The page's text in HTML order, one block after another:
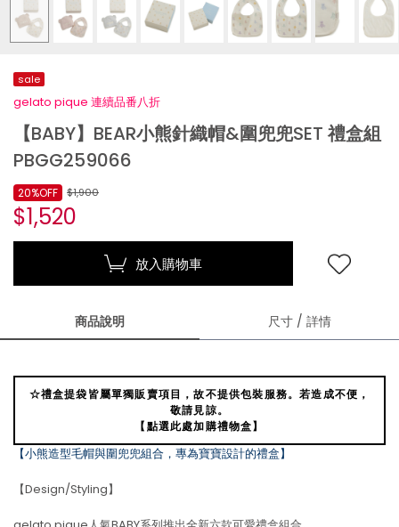
sale
gelato pique 連續品番八折
【BABY】BEAR小熊針織帽&圍兜兜SET 禮盒組
PBGG259066
$1,900
$1,520
20%OFF
放入購物車
商品說明 尺寸 / 詳情
☆禮盒提袋皆屬單獨販賣項目，故不提供包裝服務。若造成不便，
敬請見諒。
【點選此處加購禮物盒】
【小熊造型毛帽與圍兜兜組合，專為寶寶設計的禮盒】
【Design/Styling】